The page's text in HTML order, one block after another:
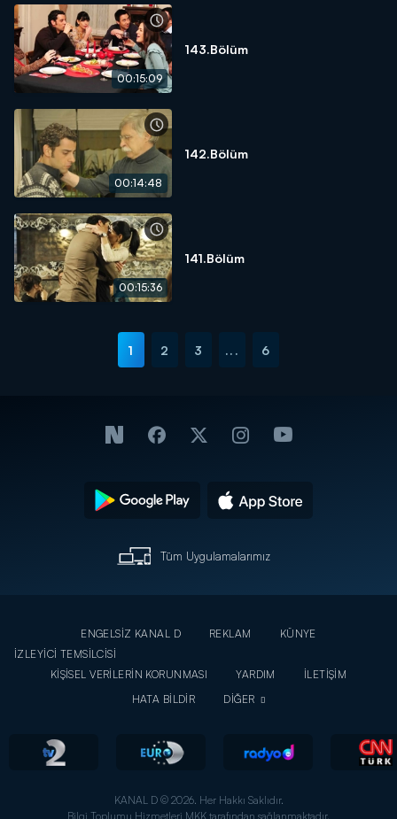
00:15:09
143.Bölüm
00:14:48
142.Bölüm
00:15:36
141.Bölüm
1 2 3 ... 6
Tüm Uygulamalarımız
ENGELSİZ KANAL D REKLAM
KÜNYE
İZLEYİCİ TEMSİLCİSİ
KİŞİSEL VERİLERİN KORUNMASI
YARDIM
İLETİŞİM
HATA BİLDİR
DİĞER
KANAL D © 2026. Her Hakkı Saklıdır.
Bilgi Toplumu Hizmetleri MKK tarafından sağlanmaktadır.